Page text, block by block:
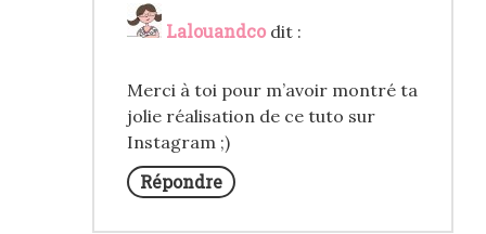
Lalouandco dit :
Merci à toi pour m’avoir montré ta
jolie réalisation de ce tuto sur
Instagram ;)
Répondre